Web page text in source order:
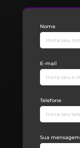
Nome
E-mail
Telefone
Sua mensagem